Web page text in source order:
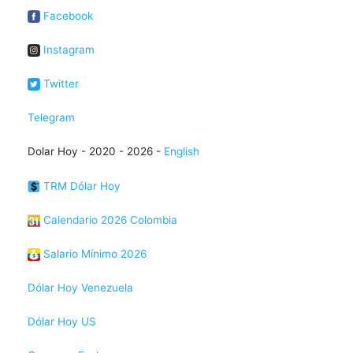
Facebook
Instagram
Twitter
Telegram
Dolar Hoy - 2020 - 2026 - English
TRM Dólar Hoy
Calendario 2026 Colombia
Salario Mínimo 2026
Dólar Hoy Venezuela
Dólar Hoy US